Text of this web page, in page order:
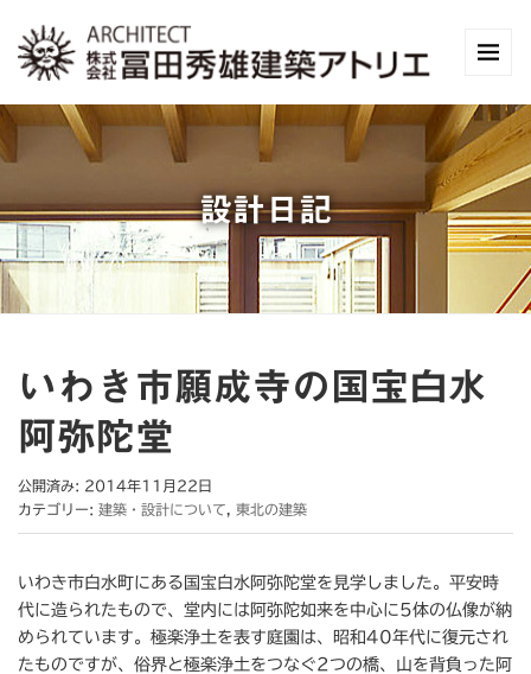
設計日記
いわき市願成寺の国宝白水
阿弥陀堂
公開済み: 2014年11月22日
カテゴリー: 建築・設計について 東北の建築
いわき市白水町にある国宝白水阿弥陀堂を見学しました。平安時
代に造られたもので、堂内には阿弥陀如来を中心に5体の仏像が納
められています。極楽浄土を表す庭園は、昭和40年代に復元され
たものですが、俗界と極楽浄土をつなぐ2つの橋、山を背負った阿